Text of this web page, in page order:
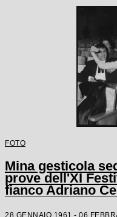
FOTO
Mina gesticola
prove dell'XI
fianco Adriano
28 GENNAIO 1961 - 06